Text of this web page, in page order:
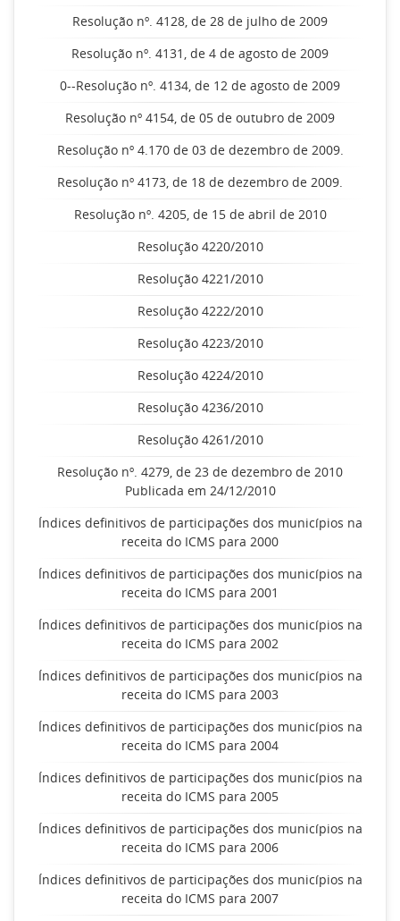
Resolução nº. 4128, de 28 de julho de 2009
Resolução nº. 4131, de 4 de agosto de 2009
0--Resolução nº. 4134, de 12 de agosto de 2009
Resolução nº 4154, de 05 de outubro de 2009
Resolução nº 4.170 de 03 de dezembro de 2009.
Resolução nº 4173, de 18 de dezembro de 2009.
Resolução nº. 4205, de 15 de abril de 2010
Resolução 4220/2010
Resolução 4221/2010
Resolução 4222/2010
Resolução 4223/2010
Resolução 4224/2010
Resolução 4236/2010
Resolução 4261/2010
Resolução nº. 4279, de 23 de dezembro de 2010
Publicada em 24/12/2010
Índices definitivos de participações dos municípios na
receita do ICMS para 2000
Índices definitivos de participações dos municípios na
receita do ICMS para 2001
Índices definitivos de participações dos municípios na
receita do ICMS para 2002
Índices definitivos de participações dos municípios na
receita do ICMS para 2003
Índices definitivos de participações dos municípios na
receita do ICMS para 2004
Índices definitivos de participações dos municípios na
receita do ICMS para 2005
Índices definitivos de participações dos municípios na
receita do ICMS para 2006
Índices definitivos de participações dos municípios na
receita do ICMS para 2007